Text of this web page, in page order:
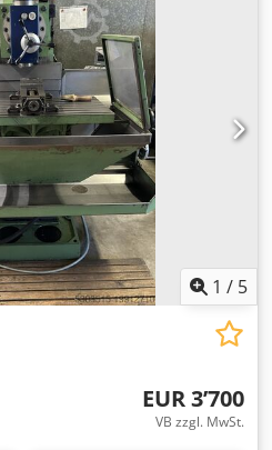
1 / 5
EUR 3’700
VB zzgl. MwSt.